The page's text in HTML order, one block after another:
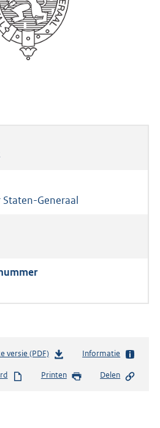
Generaal
versie (PDF)b
s
Informatie
Printen Delen